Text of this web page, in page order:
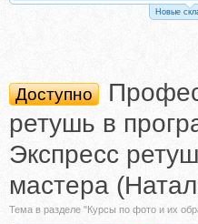
Новые
Доступно
ретушь в
Экспресс
мастера
Тема в разделе "Курсы по фото и их